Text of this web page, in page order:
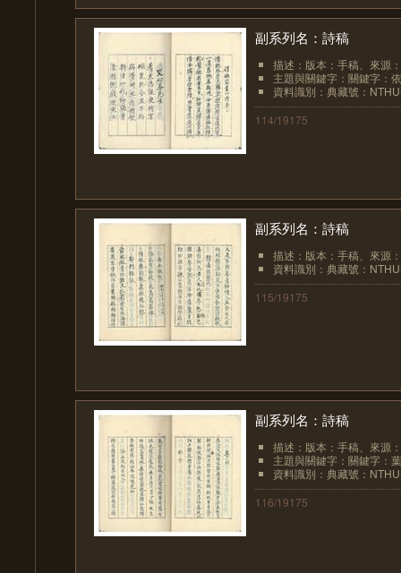
副系列名：詩稿
描述：版本：手稿、來源
主題與關鍵字：關鍵字：
資料識別：典藏號：
114/19175
副系列名：詩稿
描述：版本：手稿、來源
資料識別：典藏號：
115/19175
副系列名：詩稿
描述：版本：手稿、來源
主題與關鍵字：關鍵字：
資料識別：典藏號：
116/19175